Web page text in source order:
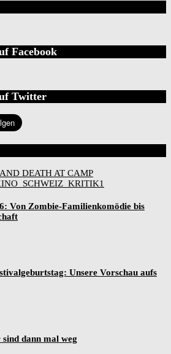
Facebook
Twitter
Von Zombie-Familienkomödie bis
Unsere Vorschau aufs
dann mal weg